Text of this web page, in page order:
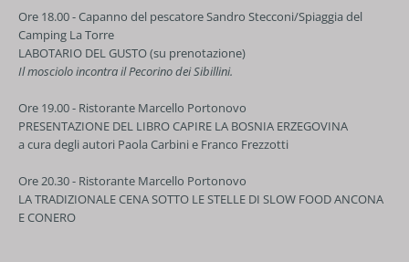
Ore 18.00 - Capanno del pescatore Sandro Stecconi/Spiaggia del
Camping La Torre
LABOTARIO DEL GUSTO (su prenotazione)
Il mosciolo incontra il Pecorino dei Sibillini.
Ore 19.00 - Ristorante Marcello Portonovo
PRESENTAZIONE DEL LIBRO CAPIRE LA BOSNIA ERZEGOVINA
a cura degli autori Paola Carbini e Franco Frezzotti
Ore 20.30 - Ristorante Marcello Portonovo
LA TRADIZIONALE CENA SOTTO LE STELLE DI SLOW FOOD ANCONA
E CONERO